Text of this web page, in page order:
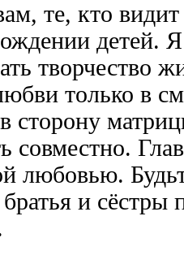
те, кто
детей.
только в
сторону
совместно.
любовью.
и сёстры